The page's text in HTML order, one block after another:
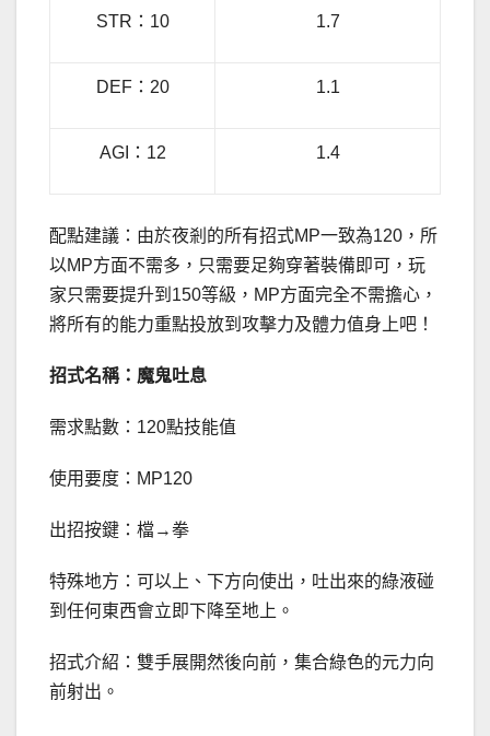
STR：10 1.7
DEF：20 1.1
AGI：12 1.4
配點建議：由於夜剎的所有招式MP一致為120，所
以MP方面不需多，只需要足夠穿著裝備即可，玩
家只需要提升到150等級，MP方面完全不需擔心，
將所有的能力重點投放到攻擊力及體力值身上吧！
招式名稱：魔鬼吐息
需求點數：120點技能值
使用要度：MP120
出招按鍵：檔→拳
特殊地方：可以上、下方向使出，吐出來的綠液碰
到任何東西會立即下降至地上。
招式介紹：雙手展開然後向前，集合綠色的元力向
前射出。